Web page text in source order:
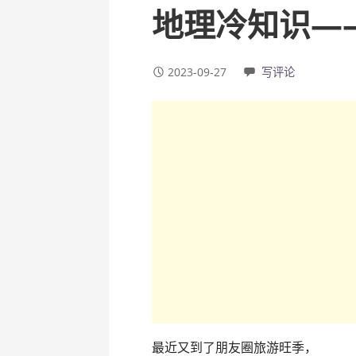
地理冷知识
2023-09-27 写评论
最近又到了朋友圈旅游旺季，